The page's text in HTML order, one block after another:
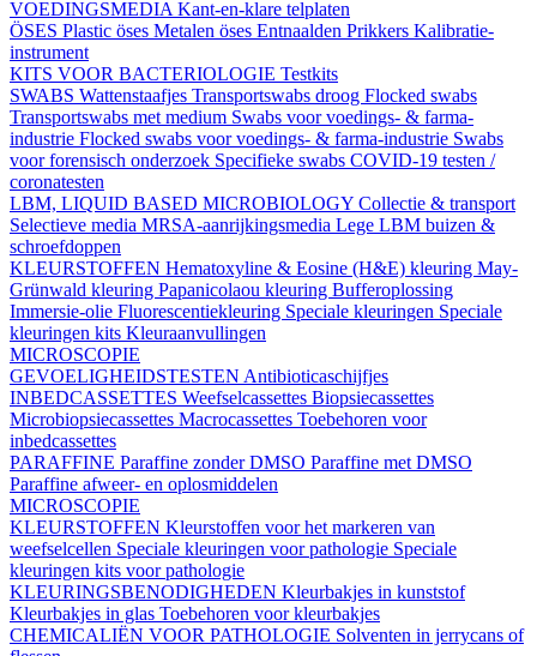
VOEDINGSMEDIA Kant-en-klare telplaten
ÖSES Plastic öses Metalen öses Entnaalden Prikkers Kalibratie-
instrument
KITS VOOR BACTERIOLOGIE Testkits
SWABS Wattenstaafjes Transportswabs droog Flocked swabs
Transportswabs met medium Swabs voor voedings- & farma-
industrie Flocked swabs voor voedings- & farma-industrie Swabs
voor forensisch onderzoek Specifieke swabs COVID-19 testen /
coronatesten
LBM, LIQUID BASED MICROBIOLOGY Collectie & transport
Selectieve media MRSA-aanrijkingsmedia Lege LBM buizen &
schroefdoppen
KLEURSTOFFEN Hematoxyline & Eosine (H&E) kleuring May-
Grünwald kleuring Papanicolaou kleuring Bufferoplossing
Immersie-olie Fluorescentiekleuring Speciale kleuringen Speciale
kleuringen kits Kleuraanvullingen
MICROSCOPIE
GEVOELIGHEIDSTESTEN Antibioticaschijfjes
INBEDCASSETTES Weefselcassettes Biopsiecassettes
Microbiopsiecassettes Macrocassettes Toebehoren voor
inbedcassettes
PARAFFINE Paraffine zonder DMSO Paraffine met DMSO
Paraffine afweer- en oplosmiddelen
MICROSCOPIE
KLEURSTOFFEN Kleurstoffen voor het markeren van
weefselcellen Speciale kleuringen voor pathologie Speciale
kleuringen kits voor pathologie
KLEURINGSBENODIGHEDEN Kleurbakjes in kunststof
Kleurbakjes in glas Toebehoren voor kleurbakjes
CHEMICALIËN VOOR PATHOLOGIE Solventen in jerrycans of